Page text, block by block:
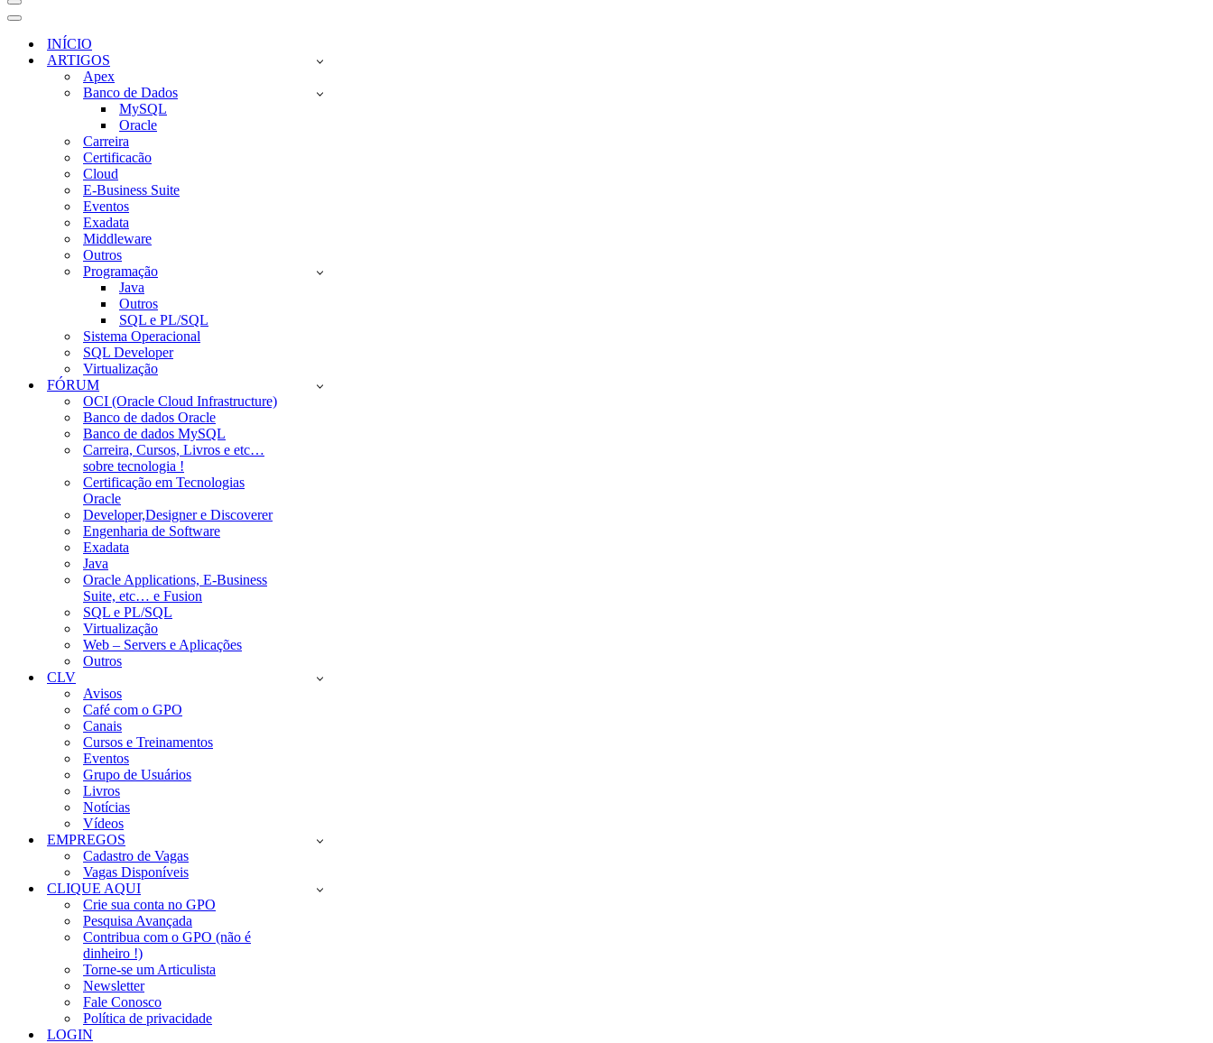
Menu
de
navegação
Menu
navegaçãoINÍCIO
ARTIGOS
Apex
Banco de Dados
MySQL
Oracle
Carreira
Certificacão
Cloud
E-Business Suite
Eventos
Exadata
Middleware
Outros
Programação
Java
Outros
SQL e PL/SQL
Sistema Operacional
SQL Developer
Virtualização
FÓRUM
OCI (Oracle Cloud Infrastructure)
Banco de dados Oracle
Banco de dados MySQL
Carreira, Cursos, Livros e etc…
sobre tecnologia !
Certificação em Tecnologias
Oracle
Developer,Designer e Discoverer
Engenharia de Software
Exadata
Java
Oracle Applications, E-Business
Suite, etc… e Fusion
SQL e PL/SQL
Virtualização
Web – Servers e Aplicações
Outros
CLV
Avisos
Café com o GPO
Canais
Cursos e Treinamentos
Eventos
Grupo de Usuários
Livros
Notícias
Vídeos
EMPREGOS
Cadastro de Vagas
Vagas Disponíveis
CLIQUE AQUI
Crie sua conta no GPO
Pesquisa Avançada
Contribua com o GPO (não é
dinheiro !)
Torne-se um Articulista
Newsletter
Fale Conosco
Política de privacidade
LOGIN